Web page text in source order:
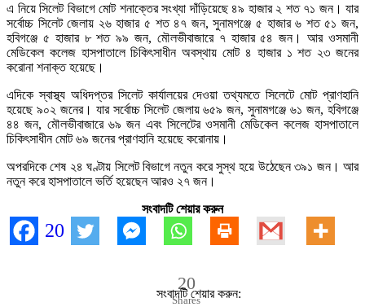
এ নিয়ে সিলেট বিভাগে মোট শনাক্তের সংখ্যা দাঁড়িয়েছে ৪৯ হাজার ২ শত ৭১ জন। যার
সর্বোচ্চ সিলেট জেলায় ২৬ হাজার ৫ শত ৪৭ জন, সুনামগঞ্জে ৫ হাজার ৬ শত ৫১ জন,
হবিগঞ্জে ৫ হাজার ৮ শত ৯৯ জন, মৌলভীবাজারে ৭ হাজার ৫৪ জন। আর ওসমানী
মেডিকেল কলেজ হাসপাতালে চিকিৎসাধীন অবস্থায় মোট ৪ হাজার ১ শত ২৩ জনের
করোনা শনাক্ত হয়েছে।
এদিকে স্বাস্থ্য অধিদপ্তর সিলেট কার্যালয়ের দেওয়া তথ্যমতে সিলেটে মোট প্রাণহানি
হয়েছে ৯০২ জনের। যার সর্বোচ্চ সিলেট জেলায় ৬৫৯ জন, সুনামগঞ্জে ৬১ জন, হবিগঞ্জে
৪৪ জন, মৌলভীবাজারে ৬৯ জন এবং সিলেটের ওসমানী মেডিকেল কলেজ হাসপাতালে
চিকিৎসাধীন মোট ৬৯ জনের প্রাণহানি হয়েছে করোনায়।
অপরদিকে শেষ ২৪ ঘণ্টায় সিলেট বিভাগে নতুন করে সুস্থ হয়ে উঠেছেন ৩৯১ জন। আর
নতুন করে হাসপাতালে ভর্তি হয়েছেন আরও ২৭ জন।
সংবাদটি শেয়ার করুন
20
20
Shares
সংবাদটি শেয়ার করুন: